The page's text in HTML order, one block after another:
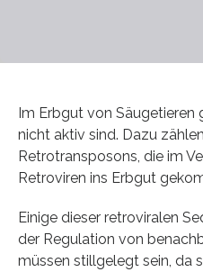
Im Erbgut von Säugetieren
nicht aktiv sind. Dazu
Retrotransposons, die im
Retroviren ins Erbgut
Einige dieser retroviralen
der Regulation von
müssen stillgelegt sein, da